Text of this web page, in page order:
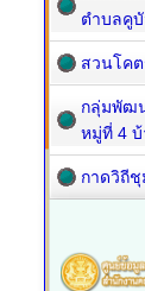
ตำบลคูบั
สวนโคต
กลุ่มพัฒ
หมู่ที่ 4
กาดวิถี